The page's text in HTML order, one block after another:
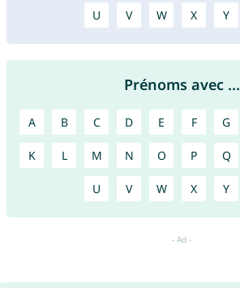
U V W X Y
Prénoms avec ...
A B C D E F G
K L M N O P Q
U V W X Y